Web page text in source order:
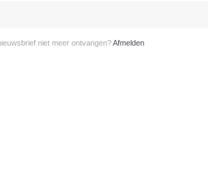
niet meer ontvangen?Afmelden